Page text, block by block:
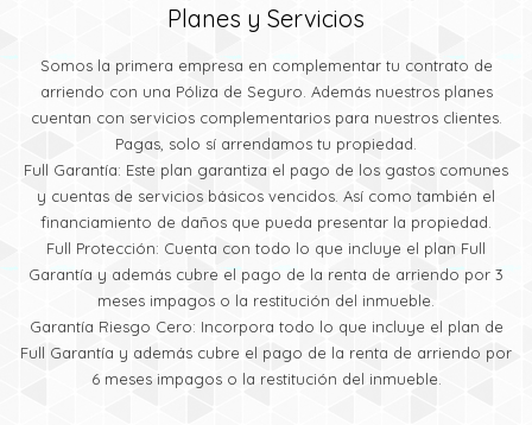
Planes y Servicios
Somos la primera empresa en complementar tu contrato de
arriendo con una Póliza de Seguro. Además nuestros planes
cuentan con servicios complementarios para nuestros clientes.
Pagas, solo sí arrendamos tu propiedad.
Full Garantía: Este plan garantiza el pago de los gastos comunes
y cuentas de servicios básicos vencidos. Así como también el
financiamiento de daños que pueda presentar la propiedad.
Full Protección: Cuenta con todo lo que incluye el plan Full
Garantía y además cubre el pago de la renta de arriendo por 3
meses impagos o la restitución del inmueble.
Garantía Riesgo Cero: Incorpora todo lo que incluye el plan de
Full Garantía y además cubre el pago de la renta de arriendo por
6 meses impagos o la restitución del inmueble.